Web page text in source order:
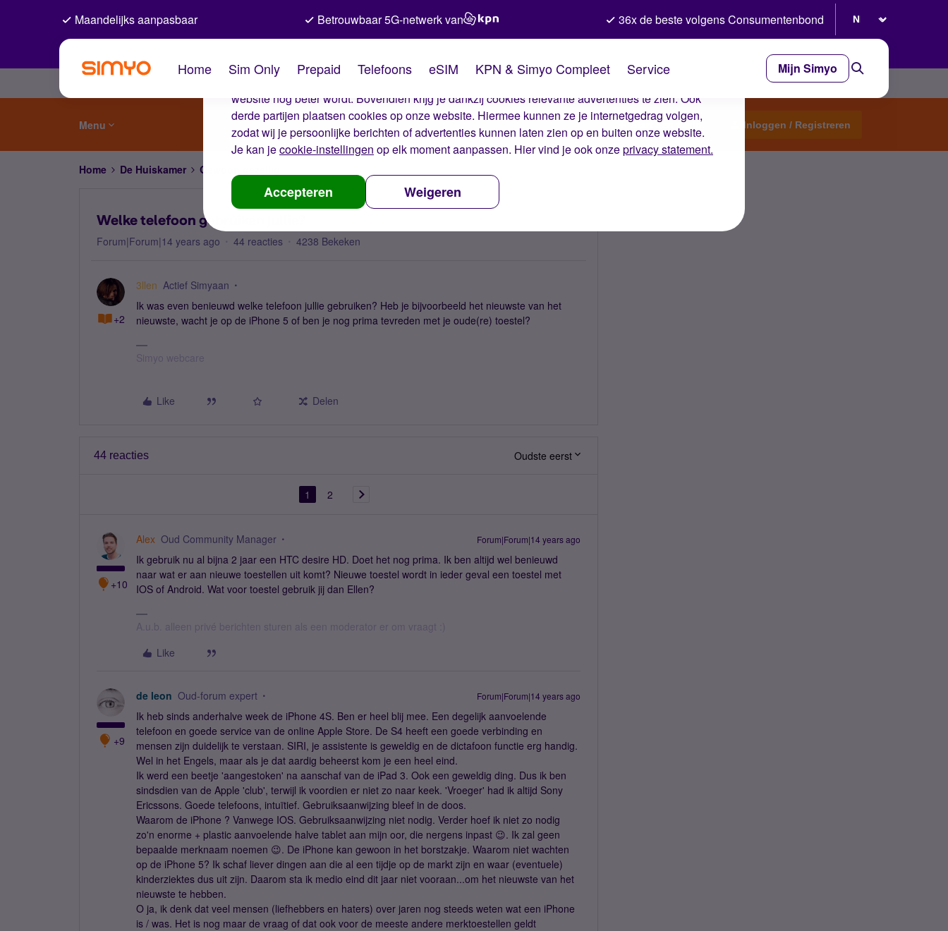
De cookies van Simyo
Wij gebruiken cookies op onze website. Met deze cookies zorgen wij ervoor dat je ervaring op de
website nog beter wordt. Bovendien krijg je dankzij cookies relevante advertenties te zien. Ook
derde partijen plaatsen cookies op onze website. Hiermee kunnen ze je internetgedrag volgen,
zodat wij je persoonlijke berichten of advertenties kunnen laten zien op en buiten onze website.
Je kan jecookie-instellingen op elk moment aanpassen. Hier vind je ook onzeprivacy statement.
Accepteren Weigeren
Maandelijks aanpasbaar Betrouwbaar 5G-netwerk van 36x de beste volgens Consumentenbond
Home Sim Only Prepaid Telefoons eSIM KPN & Simyo Compleet Service Mijn Simyo
Menu Start een topic Inloggen / Registreren
Home De Huiskamer Gewoon gezellig
Welke telefoon gebruiken jullie?
Forum|Forum|14 years ago 44 reacties 4238 Bekeken
+2
3llen Actief Simyaan
Ik was even benieuwd welke telefoon jullie gebruiken? Heb je bijvoorbeeld het nieuwste van het
nieuwste, wacht je op de iPhone 5 of ben je nog prima tevreden met je oude(re) toestel?
Simyo webcare
Like Delen
44 reacties Oudste eerst
1 2
+10
Alex Oud Community Manager Forum|Forum|14 years ago
Ik gebruik nu al bijna 2 jaar een HTC desire HD. Doet het nog prima. Ik ben altijd wel benieuwd
naar wat er aan nieuwe toestellen uit komt? Nieuwe toestel wordt in ieder geval een toestel met
IOS of Android. Wat voor toestel gebruik jij dan Ellen?
A.u.b. alleen privé berichten sturen als een moderator er om vraagt :)
Like
+9
de leon Oud-forum expert Forum|Forum|14 years ago
Ik heb sinds anderhalve week de iPhone 4S. Ben er heel blij mee. Een degelijk aanvoelende
telefoon en goede service van de online Apple Store. De S4 heeft een goede verbinding en
mensen zijn duidelijk te verstaan. SIRI, je assistente is geweldig en de dictafoon functie erg handig.
Wel in het Engels, maar als je dat aardig beheerst kom je een heel eind.
Ik werd een beetje 'aangestoken' na aanschaf van de iPad 3. Ook een geweldig ding. Dus ik ben
sindsdien van de Apple 'club', terwijl ik voordien er niet zo naar keek. 'Vroeger' had ik altijd Sony
Ericssons. Goede telefoons, intuïtief. Gebruiksaanwijzing bleef in de doos.
Waarom de iPhone ? Vanwege IOS. Gebruiksaanwijzing niet nodig. Verder hoef ik niet zo nodig
zo'n enorme + plastic aanvoelende halve tablet aan mijn oor, die nergens inpast 😉. Ik zal geen
bepaalde merknaam noemen 😉. De iPhone kan gewoon in het borstzakje. Waarom niet wachten
op de iPhone 5? Ik schaf liever dingen aan die al een tijdje op de markt zijn en waar (eventuele)
kinderziektes dus uit zijn. Daarom sta ik medio eind dit jaar niet vooraan...om het nieuwste van het
nieuwste te hebben.
O ja, ik denk dat veel mensen (liefhebbers en haters) over jaren nog steeds weten wat een iPhone
is / was. Het is nog maar de vraag of dat ook voor de meeste andere merktoestellen geldt